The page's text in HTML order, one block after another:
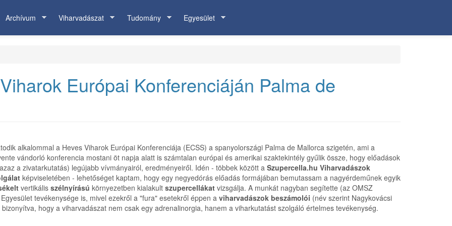
Archívum Viharvadászat Tudomány Egyesület
Európai Konferenciáján Palma de
alkalommal a Heves Viharok Európai Konferenciája (ECSS) a spanyolországi Palma de Mallorca szigetén, ami a
vándorló konferencia mostani öt napja alatt is számtalan európai és amerikai szaktekintély gyűlik össze, hogy előadások
a zivatarkutatás) legújabb vívmányairól, eredményeiről. Idén - többek között a Szupercella.hu Viharvadászok
képviseletében - lehetőséget kaptam, hogy egy negyedórás előadás formájában bemutassam a nagyérdeműnek egyik
vertikális szélnyírású környezetben kialakult szupercellákat vizsgálja. A munkát nagyban segítette (az OMSZ
tevékenysége is, mivel ezekről a "fura" esetekről éppen a viharvadászok beszámolói (név szerint Nagykovácsi
hogy a viharvadászat nem csak egy adrenalinorgia, hanem a viharkutatást szolgáló értelmes tevékenység.